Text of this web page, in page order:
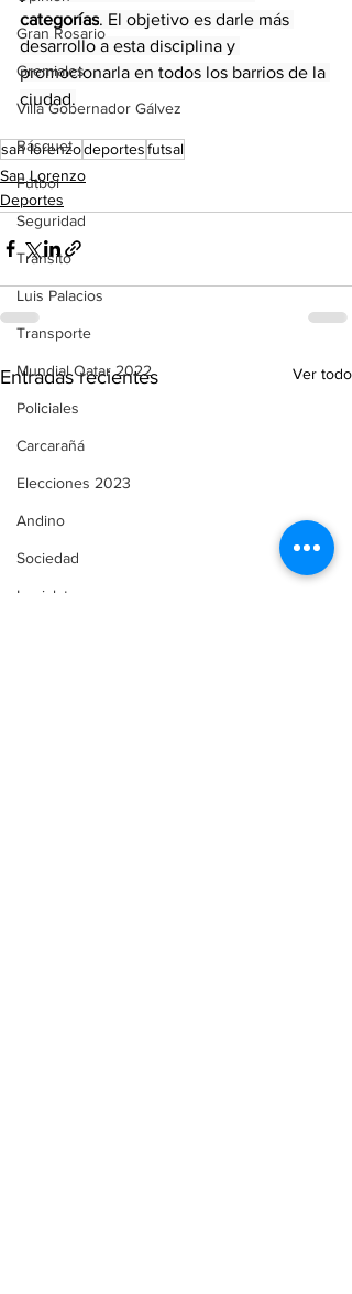
Gran Rosario
Gremiales
Villa Gobernador Gálvez
Básquet
Fútbol
Seguridad
Tránsito
Luis Palacios
Transporte
Mundial Qatar 2022
Policiales
Carcarañá
Elecciones 2023
Andino
Sociedad
Legislatura
categorías. El objetivo es darle más
desarrollo a esta disciplina y
promocionarla en todos los barrios de la
ciudad.
san lorenzodeportesfutsal
San Lorenzo
Deportes
Entradas recientes Ver todo